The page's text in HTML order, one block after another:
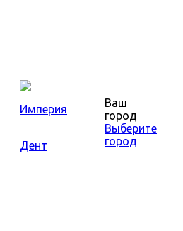
Ваш
город
Выберите
город